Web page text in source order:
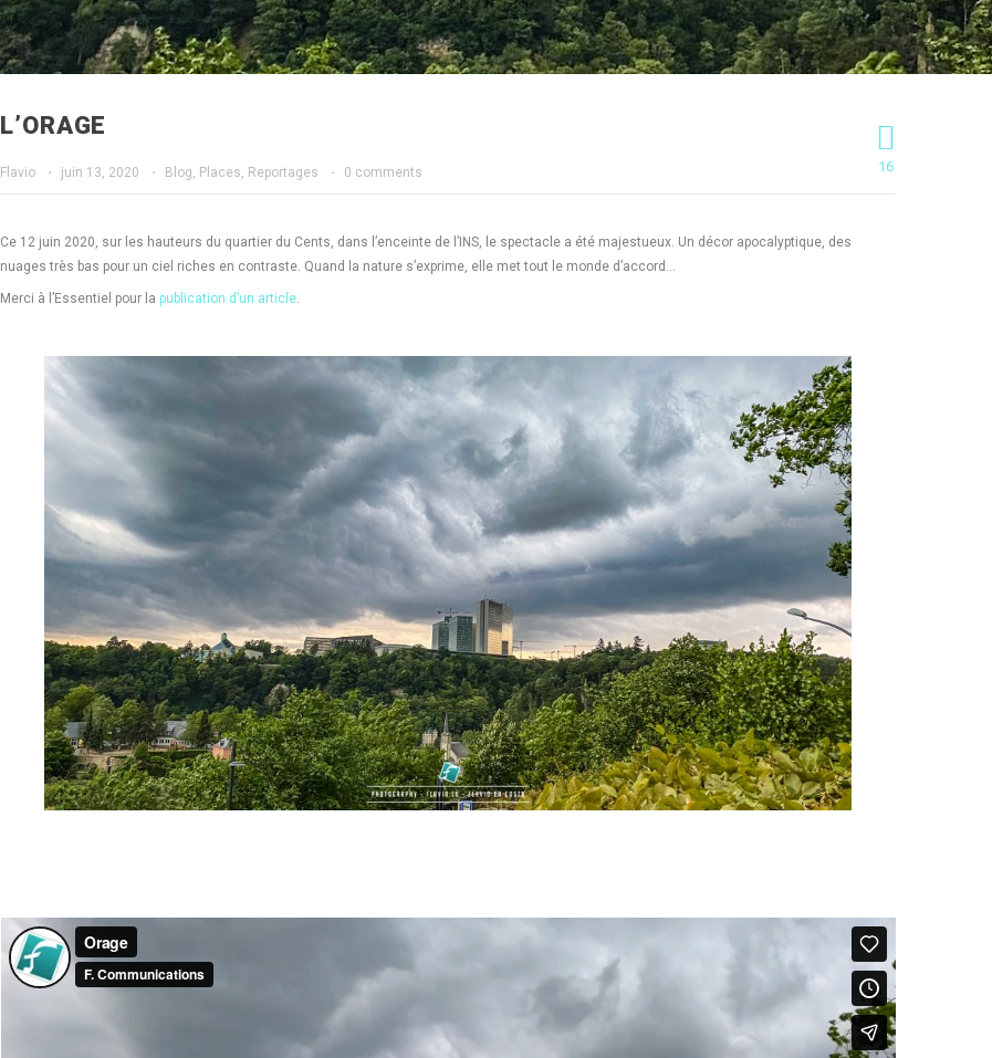
L’ORAGE
Flavio · juin 13, 2020 · Blog, Places, Reportages · 0 comments 16
Ce 12 juin 2020, sur les hauteurs du quartier du Cents, dans l’enceinte de l’INS, le spectacle a été majestueux. Un décor apocalyptique, des
nuages très bas pour un ciel riches en contraste. Quand la nature s’exprime, elle met tout le monde d’accord…
Merci à l’Essentiel pour la publication d’un article.